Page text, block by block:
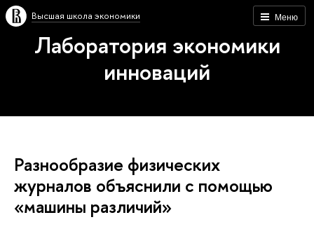
Меню
Высшая школа экономики
Лаборатория экономики
инноваций
Разнообразие физических
журналов объяснили с помощью
«машины различий»